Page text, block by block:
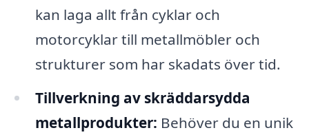
kan laga allt från cyklar och
motorcyklar till metallmöbler och
strukturer som har skadats över tid.
Tillverkning av skräddarsydda
metallprodukter: Behöver du en unik